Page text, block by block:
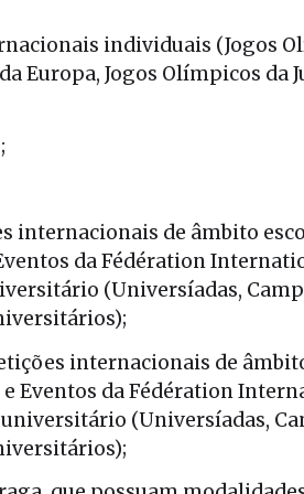
individuais (Jogos
Europa, Jogos Olímpicos da
de âmbito
da Fédération
(Universíadas,
internacionais de
Eventos da Fédération
(Universíadas,